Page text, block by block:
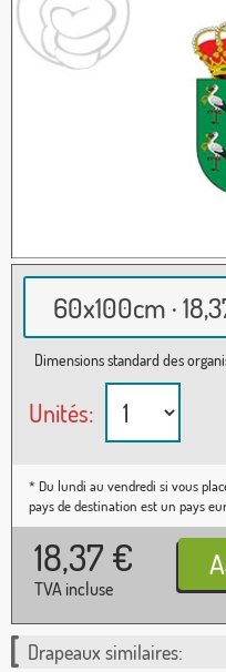
60x100cm ·
Dimensions standard des
Unités:
* Du lundi au vendredi si vous
pays de destination est un pays
18,37 €
TVA incluse
Drapeaux similaires: